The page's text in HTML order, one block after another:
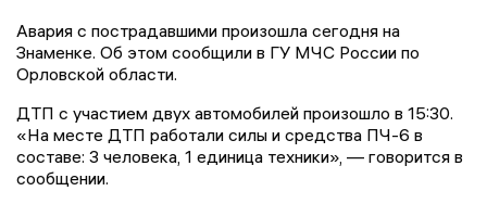
Авария с пострадавшими произошла сегодня на
Знаменке. Об этом сообщили в ГУ МЧС России по
Орловской области.
ДТП с участием двух автомобилей произошло в 15:30.
«На месте ДТП работали силы и средства ПЧ-6 в
составе: 3 человека, 1 единица техники», — говорится в
сообщении.